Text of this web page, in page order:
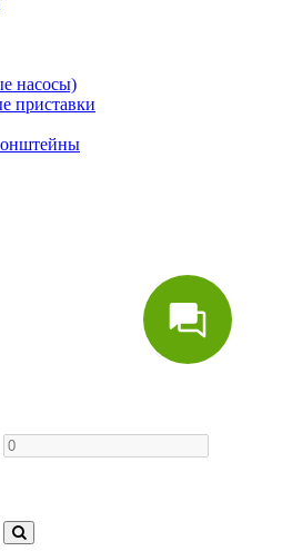
насосы)
приставки